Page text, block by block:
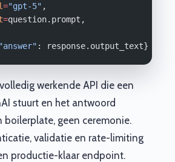
="gpt-5" ,
=question.prompt,
"answer" : response.output_text}
werkende API die een
stuurt en het antwoord
boilerplate, geen ceremonie.
validatie en rate-limiting
productie-klaar endpoint.